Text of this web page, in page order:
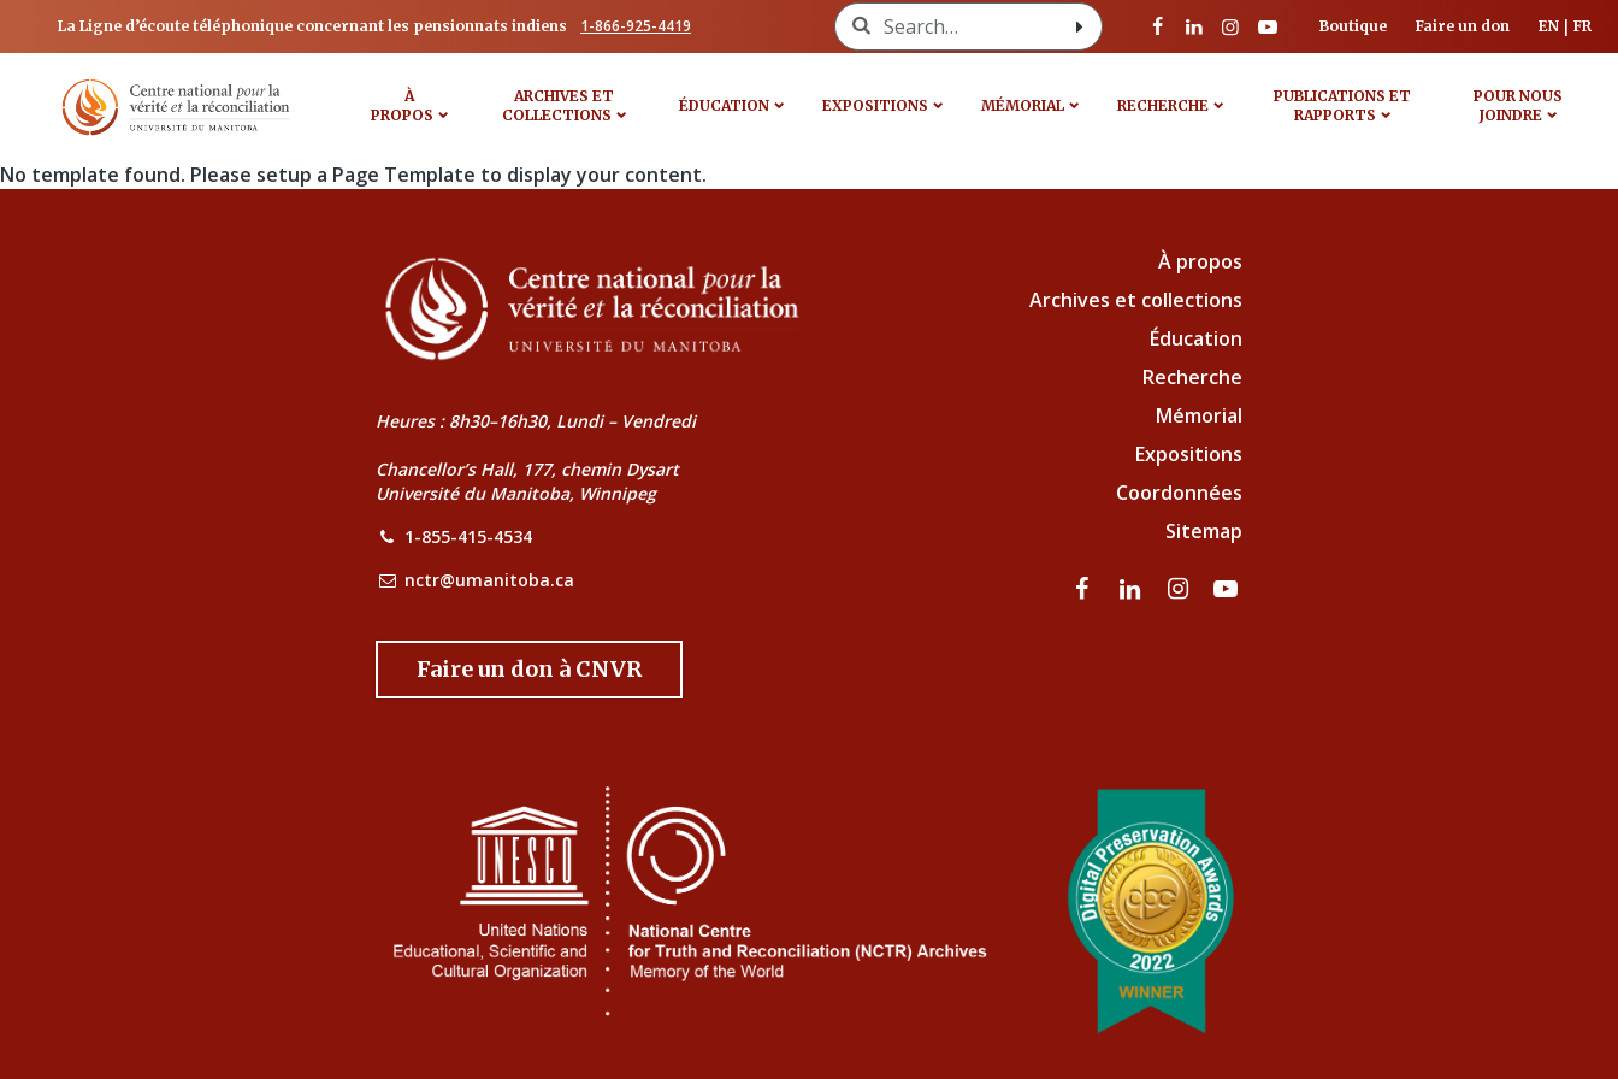
La Ligne d’écoute téléphonique concernant les pensionnats indiens 1-866-925-4419 Search for: Boutique Faire un don EN FR
À
PROPOS
ARCHIVES ET
COLLECTIONS
ÉDUCATION EXPOSITIONS MÉMORIAL RECHERCHE
PUBLICATIONS ET
RAPPORTS
POUR NOUS
JOINDRE
No template found. Please setup a Page Template to display your content.
Heures : 8h30–16h30, Lundi – Vendredi
Chancellor’s Hall, 177, chemin Dysart
Université du Manitoba, Winnipeg
1-855-415-4534
nctr@umanitoba.ca
Faire un don à CNVR
À propos
Archives et collections
Éducation
Recherche
Mémorial
Expositions
Coordonnées
Sitemap